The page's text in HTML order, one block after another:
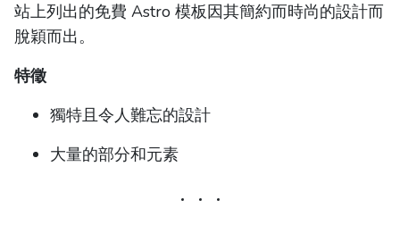
站上列出的免費 Astro 模板因其簡約而時尚的設計而
脫穎而出。
特徵
獨特且令人難忘的設計
大量的部分和元素